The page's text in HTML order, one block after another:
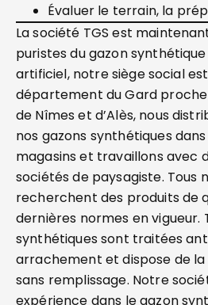
Évaluer le terrain, la
La société TGS est
puristes du gazon
artificiel, notre siège social
département du Gard
de Nîmes et d’Alès, nous
nos gazons synthétiques
magasins et travaillons avec
sociétés de paysagiste. Tous
recherchent des produits de
dernières normes en vigueur.
synthétiques sont traitées
arrachement et dispose de
sans remplissage. Notre
expérience dans le gazon